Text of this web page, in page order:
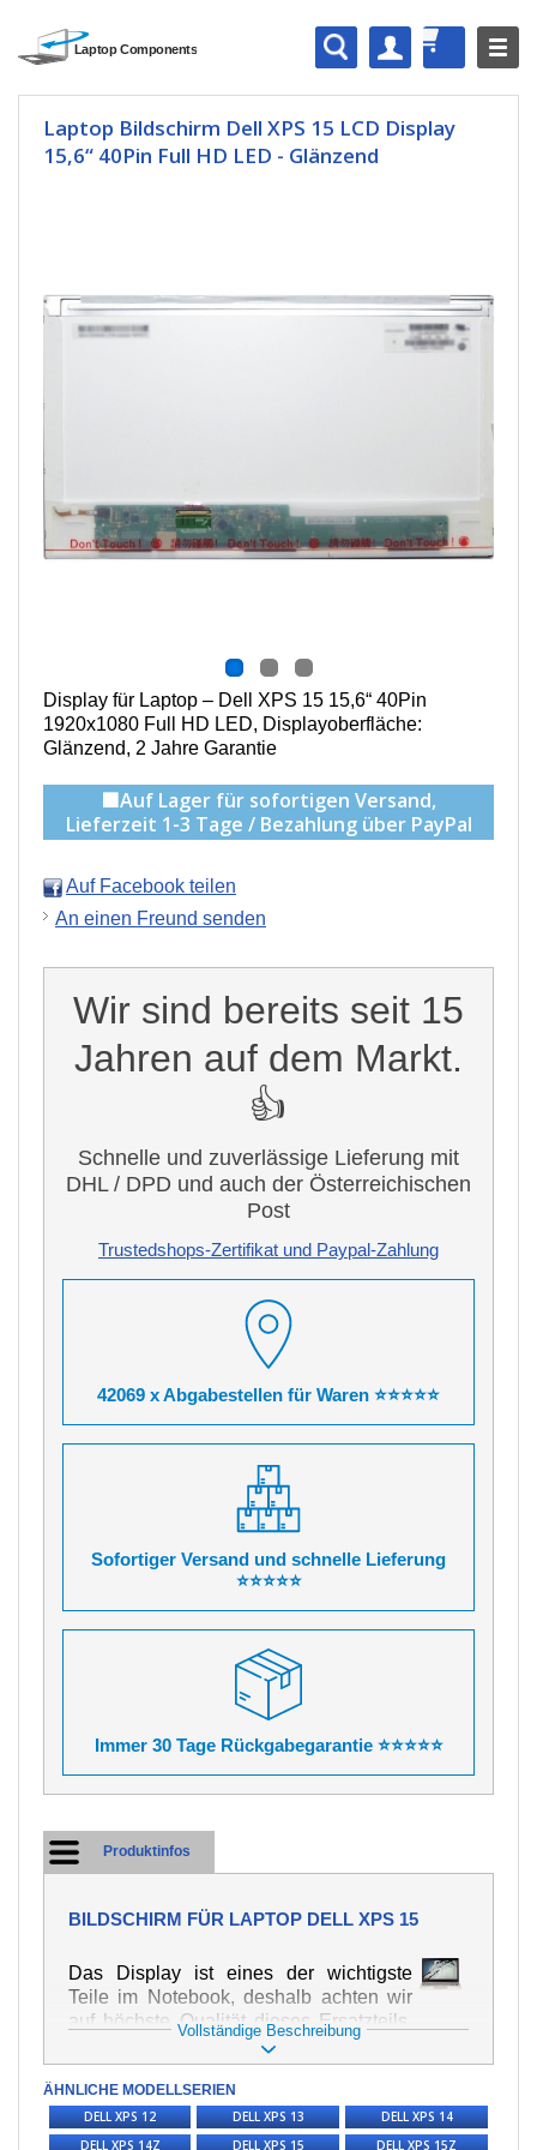
Laptop Bildschirm Dell XPS 15 LCD Display
15,6“ 40Pin Full HD LED - Glänzend
Display für Laptop – Dell XPS 15 15,6“ 40Pin
1920x1080 Full HD LED, Displayoberfläche:
Glänzend, 2 Jahre Garantie
🟩Auf Lager für sofortigen Versand,
Lieferzeit 1-3 Tage / Bezahlung über PayPal
Auf Facebook teilen
An einen Freund senden
Wir sind bereits seit 15
Jahren auf dem Markt.
👍
Schnelle und zuverlässige Lieferung mit
DHL / DPD und auch der Österreichischen
Post
Trustedshops-Zertifikat und Paypal-Zahlung
42069 x Abgabestellen für Waren ⭐⭐⭐⭐⭐
Sofortiger Versand und schnelle Lieferung
⭐⭐⭐⭐⭐
Immer 30 Tage Rückgabegarantie ⭐⭐⭐⭐⭐
Produktinfos
BILDSCHIRM FÜR LAPTOP DELL XPS 15
Das Display ist eines der wichtigste
Teile im Notebook, deshalb achten wir
auf höchste Qualität dieses Ersatzteils.
Er dient zur Darstellung von Texten und
Bildern in verschiedener Form. Zu
seiner Beschädigung kommt es sehr
schnell, deshalb ist es wichtig, mit dem
Notebook höchst vorsichtig umzugehen.
Vollständige Beschreibung
ÄHNLICHE MODELLSERIEN
DELL XPS 12
DELL XPS 13
DELL XPS 14
DELL XPS 14Z
DELL XPS 15
DELL XPS 15Z